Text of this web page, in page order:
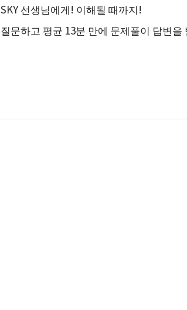
SKY 선생님에게! 이해될 때까지!
질문하고 평균 13분 만에 문제풀이 답변을